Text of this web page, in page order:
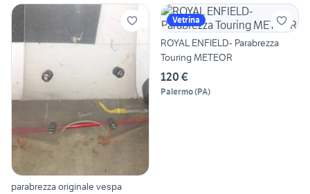
parabrezza originale vespa
Vetrina
ROYAL ENFIELD- Parabrezza
Touring METEOR
120 €
Palermo(PA)